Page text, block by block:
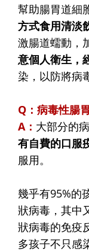
幫助腸胃道細
方式食用清淡
激腸道蠕動，
意個人衛生，
染，以防將病
Q：病毒性腸
A： 大部分的
有自費的口服
服用。
幾乎有95%的
狀病毒，其中
狀病毒的免疫
多孩子不只感